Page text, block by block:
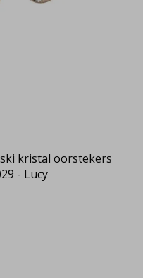
kristal oorstekers
- Lucy